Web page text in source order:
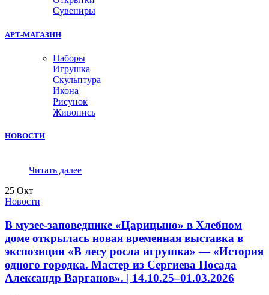
Сувениры
АРТ-МАГАЗИН
Наборы
Игрушка
Скульптура
Икона
Рисунок
Живопись
НОВОСТИ
Читать далее
25 Окт
Новости
В музее-заповеднике «Царицыно» в Хлебном
доме открылась новая временная выставка в
экспозиции «В лесу росла игрушка» — «История
одного городка. Мастер из Сергиева Посада
Александр Варганов». | 14.10.25–01.03.2026